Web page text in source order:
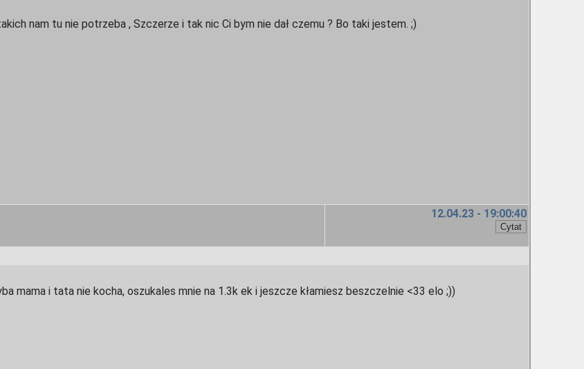
nam tu nie potrzeba , Szczerze i tak nic Ci bym nie dał czemu ? Bo taki jestem. ;)
12.04.23 - 19:00:40
mama i tata nie kocha, oszukales mnie na 1.3k ek i jeszcze kłamiesz beszczelnie <33 elo ;))